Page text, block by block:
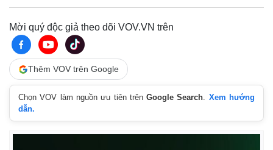
Mời quý độc giả theo dõi VOV.VN trên
Thêm VOV trên Google
Chọn VOV làm nguồn ưu tiên trênGoogle Search. Xem hướng
dẫn.